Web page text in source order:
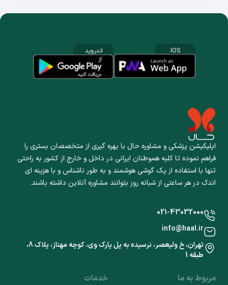
اپلیکیشن پزشکی و مشاوره حال با بهره گیری از متخصصان بستری را
فراهم نموده تا کلیه هموطنان ایرانی در داخل و خارج از کشور به راحتی
تنها با استفاده از یک گوشی هوشمند و به طور ناشناس و با هزینه ای
اندک در هر ساعتی از شبانه روز بتوانند مشاوره آنلاین داشته باشند.
IOS اندروید
مربوط به ما خدمات
021-43032000
info@haal.ir
تهران، خ ولیعصر، نرسیده به پل پارک وی، کوچه مهناز، پلاک 8،
طبقه 1